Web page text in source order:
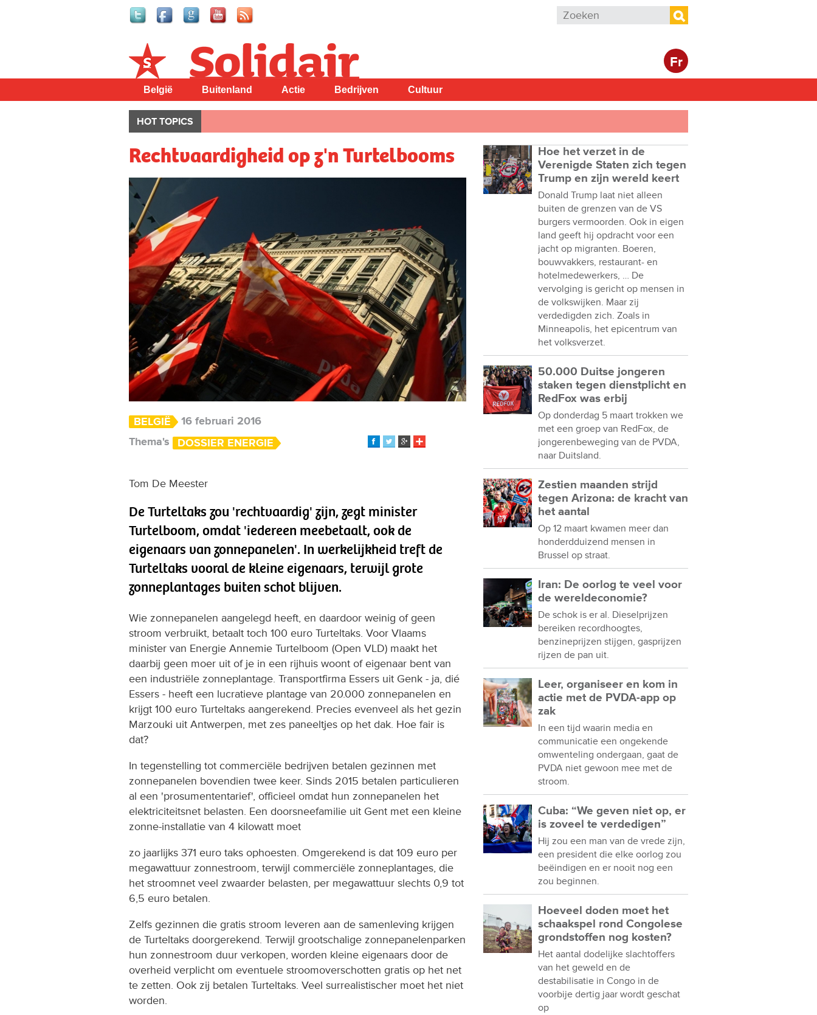
Zoekveld
Zoeken
Fr
Solidair
België Buitenland Actie Bedrijven Cultuur
HOT TOPICS
Rechtvaardigheid op z'n Turtelbooms
BELGIË
16 februari 2016
Thema's
DOSSIER ENERGIE
Tom De Meester
De Turteltaks zou 'rechtvaardig' zijn, zegt minister
Turtelboom, omdat 'iedereen meebetaalt, ook de
eigenaars van zonnepanelen'. In werkelijkheid treft de
Turteltaks vooral de kleine eigenaars, terwijl grote
zonneplantages buiten schot blijven.
Wie zonnepanelen aangelegd heeft, en daardoor weinig of geen
stroom verbruikt, betaalt toch 100 euro Turteltaks. Voor Vlaams
minister van Energie Annemie Turtelboom (Open VLD) maakt het
daarbij geen moer uit of je in een rijhuis woont of eigenaar bent van
een industriële zonneplantage. Transportfirma Essers uit Genk - ja, dié
Essers - heeft een lucratieve plantage van 20.000 zonnepanelen en
krijgt 100 euro Turteltaks aangerekend. Precies evenveel als het gezin
Marzouki uit Antwerpen, met zes paneeltjes op het dak. Hoe fair is
dat?
In tegenstelling tot commerciële bedrijven betalen gezinnen met
zonnepanelen bovendien twee keer. Sinds 2015 betalen particulieren
al een 'prosumententarief', officieel omdat hun zonnepanelen het
elektriciteitsnet belasten. Een doorsneefamilie uit Gent met een kleine
zonne-installatie van 4 kilowatt moet
zo jaarlijks 371 euro taks ophoesten. Omgerekend is dat 109 euro per
megawattuur zonnestroom, terwijl commerciële zonneplantages, die
het stroomnet veel zwaarder belasten, per megawattuur slechts 0,9 tot
6,5 euro betalen.
Zelfs gezinnen die gratis stroom leveren aan de samenleving krijgen
de Turteltaks doorgerekend. Terwijl grootschalige zonnepanelenparken
hun zonnestroom duur verkopen, worden kleine eigenaars door de
overheid verplicht om eventuele stroomoverschotten gratis op het net
te zetten. Ook zij betalen Turteltaks. Veel surrealistischer moet het niet
worden.
Hoe het verzet in de
Verenigde Staten zich tegen
Trump en zijn wereld keert
Donald Trump laat niet alleen
buiten de grenzen van de VS
burgers vermoorden. Ook in eigen
land geeft hij opdracht voor een
jacht op migranten. Boeren,
bouwvakkers, restaurant- en
hotelmedewerkers, … De
vervolging is gericht op mensen in
de volkswijken. Maar zij
verdedigden zich. Zoals in
Minneapolis, het epicentrum van
het volksverzet.
50.000 Duitse jongeren
staken tegen dienstplicht en
RedFox was erbij
Op donderdag 5 maart trokken we
met een groep van RedFox, de
jongerenbeweging van de PVDA,
naar Duitsland.
Zestien maanden strijd
tegen Arizona: de kracht van
het aantal
Op 12 maart kwamen meer dan
honderdduizend mensen in
Brussel op straat.
Iran: De oorlog te veel voor
de wereldeconomie?
De schok is er al. Dieselprijzen
bereiken recordhoogtes,
benzineprijzen stijgen, gasprijzen
rijzen de pan uit.
Leer, organiseer en kom in
actie met de PVDA-app op
zak
In een tijd waarin media en
communicatie een ongekende
omwenteling ondergaan, gaat de
PVDA niet gewoon mee met de
stroom.
Cuba: “We geven niet op, er
is zoveel te verdedigen”
Hij zou een man van de vrede zijn,
een president die elke oorlog zou
beëindigen en er nooit nog een
zou beginnen.
Hoeveel doden moet het
schaakspel rond Congolese
grondstoffen nog kosten?
Het aantal dodelijke slachtoffers
van het geweld en de
destabilisatie in Congo in de
voorbije dertig jaar wordt geschat
op